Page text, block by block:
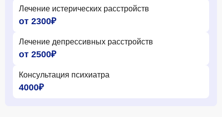
Лечение истерических расстройств
от 2300₽
Лечение депрессивных расстройств
от 2500₽
Консультация психиатра
4000₽